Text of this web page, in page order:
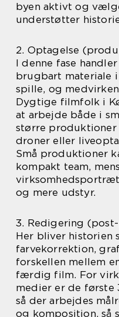
byen aktivt og
understøtter
2. Optagelse
I denne fase
brugbart materiale i
spille, og
Dygtige filmfolk i
at arbejde både i
større produktioner
droner eller
Små produktioner
kompakt team,
og mere udstyr.
3. Redigering
Her bliver historien
farvekorrektion,
forskellen mellem
færdig film. For
medier er de første
så der arbejdes
og komposition, så